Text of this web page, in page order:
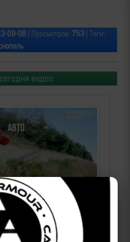
09-08 | Просмотров: 753 | Теги:
видео
по целям ВСУ на